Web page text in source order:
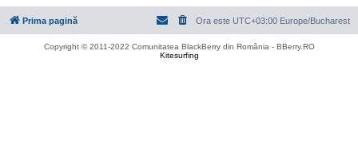
Prima pagină Ora este UTC+03:00 Europe/Bucharest
Copyright © 2011-2022 Comunitatea BlackBerry din România - BBerry.RO
Kitesurfing